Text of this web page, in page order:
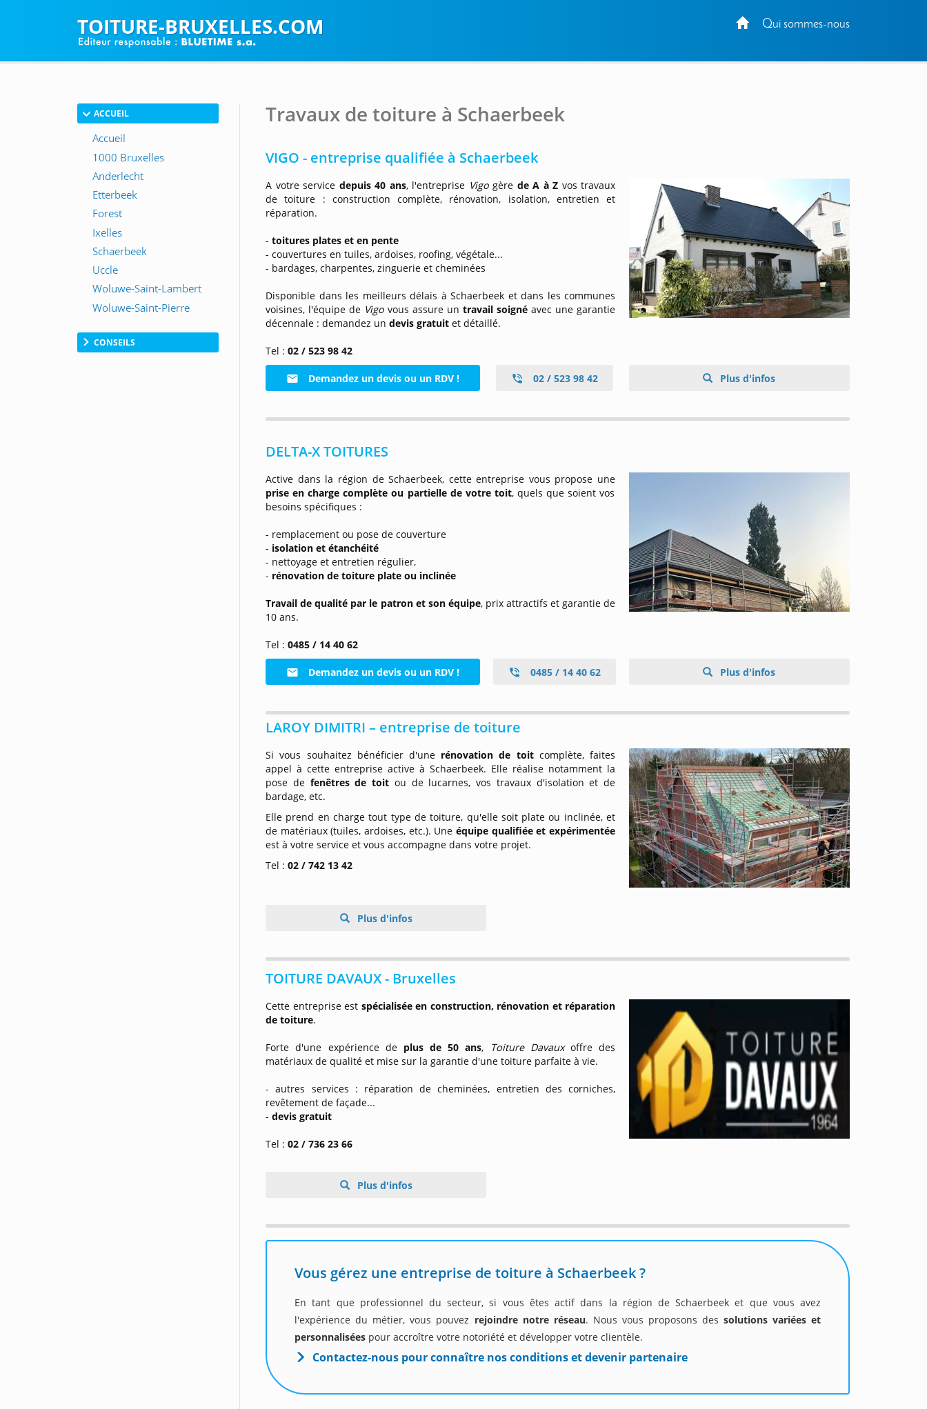
Qui sommes-nous
TOITURE-BRUXELLES.COM
ACCUEIL
CONSEILS
Travaux de toiture à Schaerbeek
VIGO - entreprise qualifiée à Schaerbeek
A votre service depuis 40 ans, l'entreprise Vigogère de A à Z vos travaux
de toiture : construction complète, rénovation, isolation, entretien et
réparation.
-toitures plates et en pente
- couvertures en tuiles, ardoises, roofing, végétale...
- bardages, charpentes, zinguerie et cheminées
Disponible dans les meilleurs délais à Schaerbeek et dans les communes
voisines, l'équipe de Vigovous assure un travail soignéavec une garantie
décennale : demandez undevis gratuit et détaillé.
Tel : 02 / 523 98 42
Demandez un devis ou un RDV ! 02 / 523 98 42 Plus d'infos
DELTA-X TOITURES
Active dans la région de Schaerbeek, cette entreprise vous propose une
prise en charge complète ou partielle de votre toit, quels que soient vos
besoins spécifiques :
- remplacement ou pose de couverture
- isolation et étanchéité
- nettoyage et entretien régulier,
- rénovation de toiture plate ou inclinée
Travail de qualité par le patron et son équipe, prix attractifs et garantie de
10 ans.
Tel :0485 / 14 40 62
Demandez un devis ou un RDV ! 0485 / 14 40 62 Plus d'infos
LAROY DIMITRI – entreprise de toiture
Si vous souhaitez bénéficier d'une rénovation de toit complète, faites
appel à cette entreprise active à Schaerbeek. Elle réalise notamment la
pose de fenêtres de toit ou de lucarnes, vos travaux d'isolation et de
bardage, etc.
Elle prend en charge tout type de toiture, qu'elle soit plate ou inclinée, et
de matériaux (tuiles, ardoises, etc.). Uneéquipe qualifiée et expérimentée
est à votre service et vous accompagne dans votre projet.
Tel :02 / 742 13 42
Plus d'infos
TOITURE DAVAUX - Bruxelles
Cette entreprise est spécialisée en construction, rénovation et réparation
de toiture.
Forte d'une expérience de plus de 50 ans, Toiture Davauxoffre des
matériaux de qualité et mise sur la garantie d'une toiture parfaite à vie.
- autres services : réparation de cheminées, entretien des corniches,
revêtement de façade...
-devis gratuit
Tel :02 / 736 23 66
Plus d'infos
Vous gérez une entreprise de toiture à Schaerbeek ?
En tant que professionnel du secteur, si vous êtes actif dans la région de Schaerbeek et que vous avez
l'expérience du métier, vous pouvez rejoindre notre réseau. Nous vous proposons des solutions variées et
personnalisées pour accroître votre notoriété et développer votre clientèle.
Contactez-nous pour connaître nos conditions et devenir partenaire